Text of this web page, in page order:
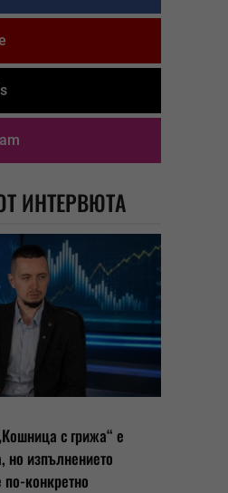
ИНТЕРВЮТА
с грижа“ е
но изпълнението
конкретно